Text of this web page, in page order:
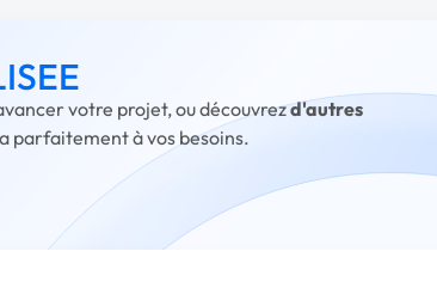
votre projet, ou découvrezd'autres
parfaitement à vos besoins.